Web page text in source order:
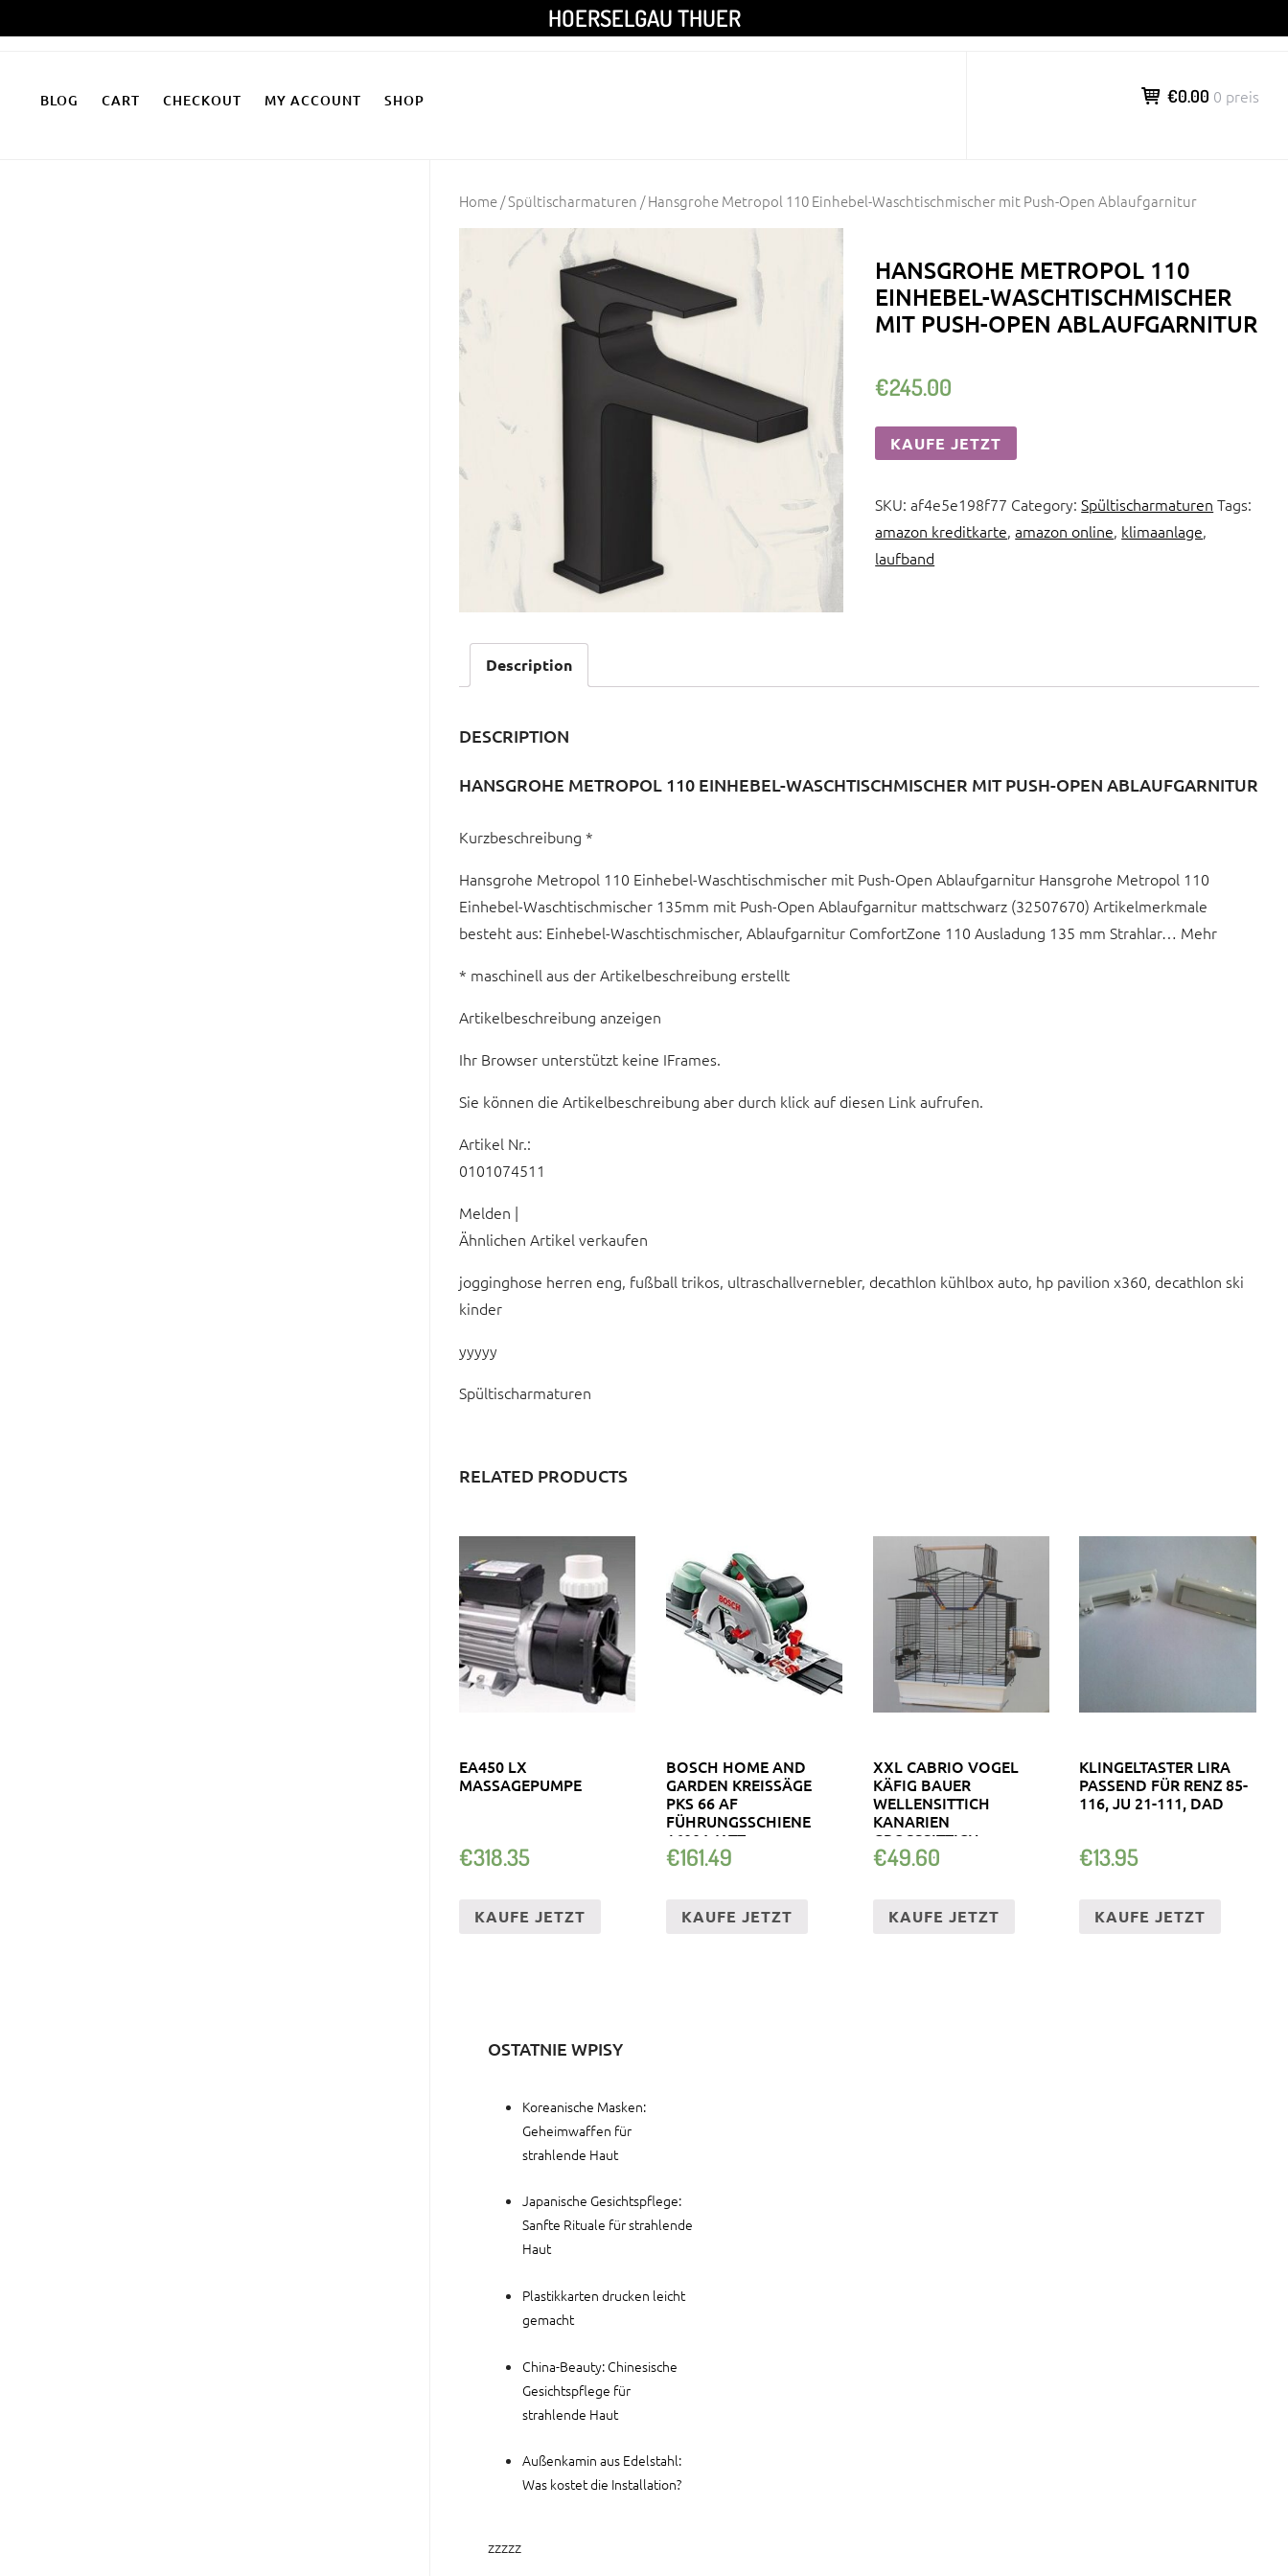
Inhalt
HOERSELGAU THUER
BLOG CART CHECKOUT MY ACCOUNT SHOP €0.00 0 preis
Home/Spültischarmaturen / Hansgrohe Metropol 110 Einhebel-Waschtischmischer mit Push-Open Ablaufgarnitur
HANSGROHE METROPOL 110
EINHEBEL-WASCHTISCHMISCHER
MIT PUSH-OPEN ABLAUFGARNITUR
€245.00
KAUFE JETZT
SKU:af4e5e198f77 Category:Spültischarmaturen Tags:
amazon kreditkarte,amazon online, klimaanlage,
laufband
Description
DESCRIPTION
HANSGROHE METROPOL 110 EINHEBEL-WASCHTISCHMISCHER MIT PUSH-OPEN ABLAUFGARNITUR
Kurzbeschreibung *
Hansgrohe Metropol 110 Einhebel-Waschtischmischer mit Push-Open Ablaufgarnitur Hansgrohe Metropol 110
Einhebel-Waschtischmischer 135mm mit Push-Open Ablaufgarnitur mattschwarz (32507670) Artikelmerkmale
besteht aus: Einhebel-Waschtischmischer, Ablaufgarnitur ComfortZone 110 Ausladung 135 mm Strahlar… Mehr
* maschinell aus der Artikelbeschreibung erstellt
Artikelbeschreibung anzeigen
Ihr Browser unterstützt keine IFrames.
Sie können die Artikelbeschreibung aber durch klick auf diesen Link aufrufen.
Artikel Nr.:
0101074511
Melden |
Ähnlichen Artikel verkaufen
jogginghose herren eng, fußball trikos, ultraschallvernebler, decathlon kühlbox auto, hp pavilion x360, decathlon ski
kinder
yyyyy
Spültischarmaturen
RELATED PRODUCTS
EA450 LX
MASSAGEPUMPE
€318.35
KAUFE JETZT
BOSCH HOME AND
GARDEN KREISSÄGE
PKS 66 AF
FÜHRUNGSSCHIENE
1600 WATT
HEIMWERKEN
€161.49
KAUFE JETZT
XXL CABRIO VOGEL
KÄFIG BAUER
WELLENSITTICH
KANARIEN
GROSSSITTICH V
OGELHAUS LEITER
€49.60
KAUFE JETZT
KLINGELTASTER LIRA
PASSEND FÜR RENZ 85-
116, JU 21-111, DAD
€13.95
KAUFE JETZT
OSTATNIE WPISY
Koreanische Masken:
Geheimwaffen für
strahlende Haut
Japanische Gesichtspflege:
Sanfte Rituale für strahlende
Haut
Plastikkarten drucken leicht
gemacht
China-Beauty: Chinesische
Gesichtspflege für
strahlende Haut
Außenkamin aus Edelstahl:
Was kostet die Installation?
zzzzz